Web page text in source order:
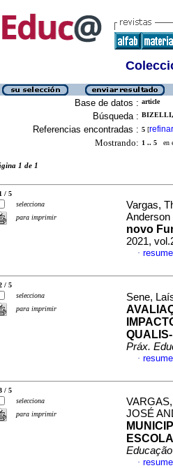
Base de datos : article
Búsqueda : BIZELLI,
Referencias encontradas : 5 [refinar
Mostrando: 1 .. 5 en
1 de 1
1 / 5
selecciona
para imprimir
Vargas,
novo
2021,
·
/ 5
selecciona
para imprimir
Sene,
Práx.
·
/ 5
selecciona
para imprimir
JOSÉ
Educação
·